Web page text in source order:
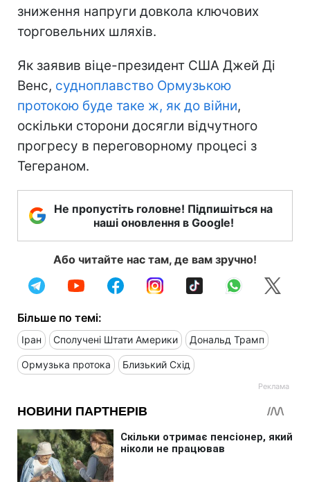
зниження напруги довкола ключових
торговельних шляхів.
Як заявив віце-президент США Джей Ді
Венс, судноплавство Ормузькою
протокою буде таке ж, як до війни,
оскільки сторони досягли відчутного
прогресу в переговорному процесі з
Тегераном.
Не пропустіть головне! Підпишіться на
наші оновлення в Google!
Або читайте нас там, де вам зручно!
Більше по темі:
Іран Сполучені Штати Америки Дональд Трамп
Ормузька протока Близький Схід